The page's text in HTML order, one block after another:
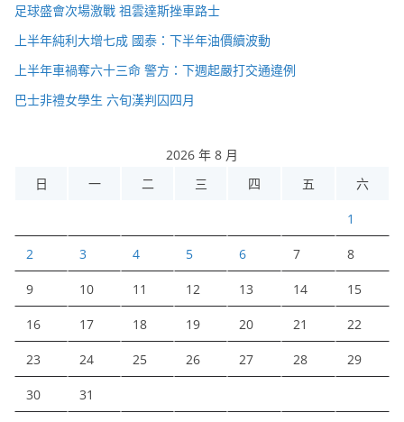
足球盛會次場激戰 祖雲達斯挫車路士
上半年純利大增七成 國泰：下半年油價續波動
上半年車禍奪六十三命 警方：下週起嚴打交通違例
巴士非禮女學生 六旬漢判囚四月
2026 年 8 月
日
一 二 三 四 五 六
1
2 3 4 5 6 7 8
9 10 11 12 13 14 15
16 17 18 19 20 21 22
23 24 25 26 27 28 29
30 31